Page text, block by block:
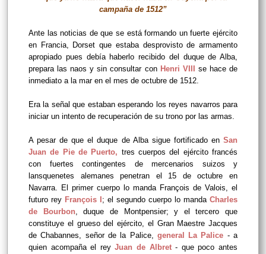
campaña de 1512”
Ante las noticias de que se está formando un fuerte ejército
en Francia, Dorset que estaba desprovisto de armamento
apropiado pues debía haberlo recibido del duque de Alba,
prepara las naos y sin consultar con Henri VIII
se hace de
inmediato a la mar en el mes de octubre de 1512.
Era la señal que estaban esperando los reyes navarros para
iniciar un intento de recuperación de su trono por las armas.
A pesar de que el duque de Alba sigue fortificado en San
Juan de Pie de Puerto, tres cuerpos del ejército francés
con fuertes contingentes de mercenarios suizos y
lansquenetes alemanes penetran el 15 de octubre en
Navarra. El primer cuerpo lo manda François de Valois, el
futuro rey François I ; el segundo cuerpo lo manda Charles
de Bourbon, duque de Montpensier; y el tercero que
constituye el grueso del ejército, el Gran Maestre Jacques
de Chabannes, señor de la Palice, general La Palice - a
quien acompaña el reyJuan de Albret- que poco antes